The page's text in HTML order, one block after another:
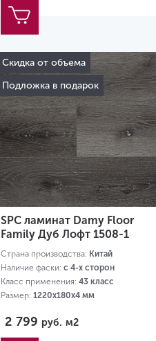
Скидка от объема
Подложка в подарок
SPC ламинат Damy Floor
Family Дуб Лофт 1508-1
Страна производства: Китай
Наличие фаски: с 4-х сторон
Класс применения: 43 класс
Размер: 1220х180х4 мм
2 799 руб. м2